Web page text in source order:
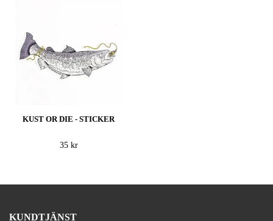
KUST OR DIE - STICKER
35 kr
KUNDTJÄNST